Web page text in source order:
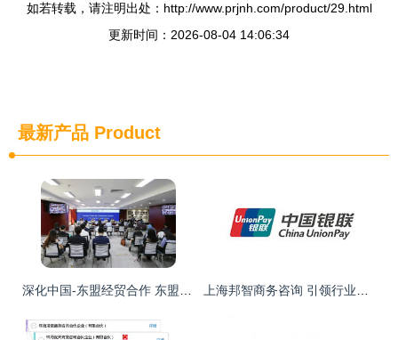
如若转载，请注明出处：http://www.prjnh.com/product/29.html
更新时间：2026-08-04 14:06:34
最新产品 Product